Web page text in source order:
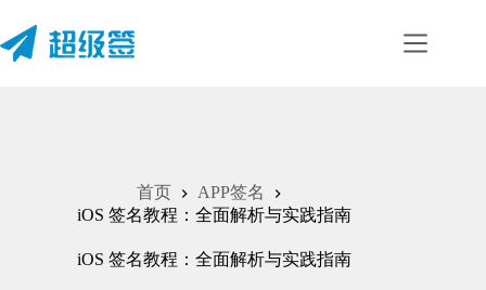
首页
APP签名
iOS 签名教程：全面解析与实践指南
iOS 签名教程：全面解析与实践指南